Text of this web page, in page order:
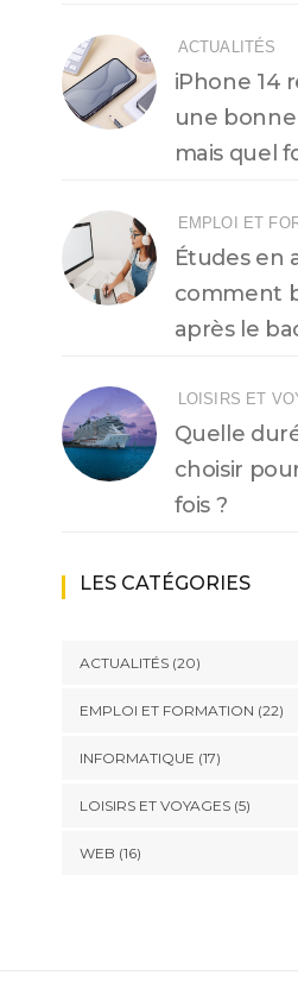
ACTUALITÉS
iPhone 14
une bonne
mais quel
EMPLOI ET
Études en
comment
après le
LOISIRS ET
Quelle
choisir
fois ?
LES CATÉGORIES
ACTUALITÉS(20)
EMPLOI ET FORMATION (22)
INFORMATIQUE (17)
LOISIRS ET VOYAGES(5)
WEB (16)